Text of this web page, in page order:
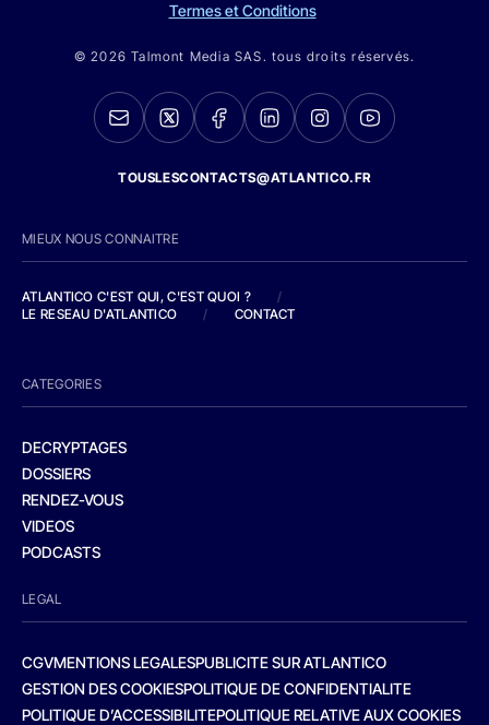
Termes et Conditions
© 2026 Talmont Media SAS. tous droits réservés.
TOUSLESCONTACTS@ATLANTICO.FR
MIEUX NOUS CONNAITRE
ATLANTICO C'EST QUI, C'EST QUOI ?
/
LE RESEAU D'ATLANTICO
/ CONTACT
CATEGORIES
DECRYPTAGES
DOSSIERS
RENDEZ-VOUS
VIDEOS
PODCASTS
LEGAL
CGVMENTIONS LEGALESPUBLICITE SUR ATLANTICO
GESTION DES COOKIESPOLITIQUE DE CONFIDENTIALITE
POLITIQUE D’ACCESSIBILITEPOLITIQUE RELATIVE AUX COOKIES